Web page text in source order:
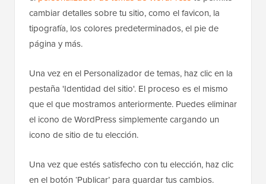
En sitios que no admiten el editor de sitio completo,
elpersonalizador de temas de WordPress
te permite
cambiar detalles sobre tu sitio, como el favicon, la
tipografía, los colores predeterminados, el pie de
página y más.
Una vez en el Personalizador de temas, haz clic en la
pestaña 'Identidad del sitio'. El proceso es el mismo
el icono de WordPress simplemente cargando un
icono de sitio de tu elección.